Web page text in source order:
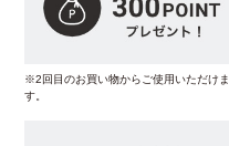
※2回目のお買い物からご使用いただけま
す。